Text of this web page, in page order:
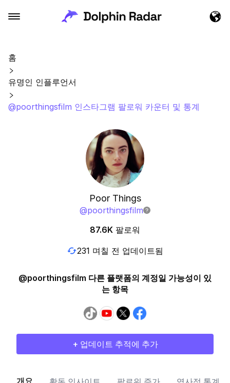
홈
유명인 인플루언서
@poorthingsfilm 인스타그램 팔로워 카운터 및 통계
Poor Things
@poorthingsfilm
87.6K 팔로워
231 며칠 전 업데이트됨
@poorthingsfilm 다른 플랫폼의 계정일 가능성이 있
는 항목
+ 업데이트 추적에 추가
개요